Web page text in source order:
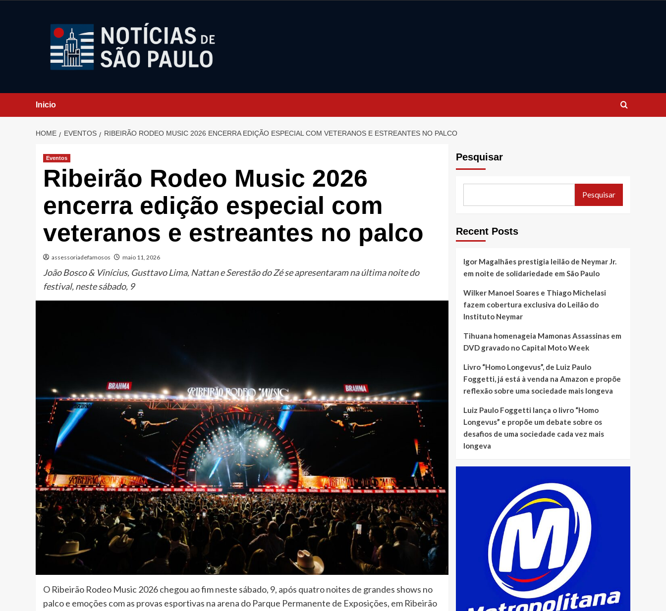
Inicio
HOME EVENTOS RIBEIRÃO RODEO MUSIC 2026 ENCERRA EDIÇÃO ESPECIAL COM VETERANOS E ESTREANTES NO PALCO
Eventos
Ribeirão Rodeo Music 2026
encerra edição especial com
veteranos e estreantes no palco
assessoriadefamosos maio 11, 2026
João Bosco & Vinícius, Gusttavo Lima, Nattan e Serestão do Zé se apresentaram na última noite do
festival, neste sábado, 9
O Ribeirão Rodeo Music 2026 chegou ao fim neste sábado, 9, após quatro noites de grandes shows no
palco e emoções com as provas esportivas na arena do Parque Permanente de Exposições, em Ribeirão
Pesquisar
Pesquisar
Recent Posts
Igor Magalhães prestigia leilão de Neymar Jr.
em noite de solidariedade em São Paulo
Wilker Manoel Soares e Thiago Michelasi
fazem cobertura exclusiva do Leilão do
Instituto Neymar
Tihuana homenageia Mamonas Assassinas em
DVD gravado no Capital Moto Week
Livro “Homo Longevus”, de Luiz Paulo
Foggetti, já está à venda na Amazon e propõe
reflexão sobre uma sociedade mais longeva
Luiz Paulo Foggetti lança o livro “Homo
Longevus” e propõe um debate sobre os
desafios de uma sociedade cada vez mais
longeva